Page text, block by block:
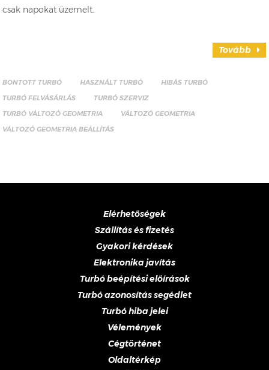
csak napokat üzemelt.
Tovább
BONTOTT TURBÓ HASZNÁLT TURBÓ
HIBÁS TURBÓ
TURBÓ FELVÁSÁRLÁS
TURBÓ SZERVIZ
TURBÓ VÁLTOZÓ GEOMETRIA
VÁLTOZÓ GEOMETRIA
VÁLTOZÓ GEOMETRIA BEÁLLÍTÁS
Elérhetőségek
Szállítás és fizetés
Gyakori kérdések
Elektronika javítás
Turbó beépítési előírások
Turbó azonosítás segédlet
Turbó hiba jelei
Vélemények
Cégtörténet
Oldaltérkép